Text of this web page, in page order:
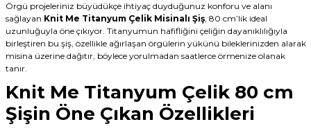
Örgü projeleriniz büyüdükçe ihtiyaç duyduğunuz konforu ve alanı
sağlayan Knit Me Titanyum Çelik Misinalı Şiş, 80 cm’lik ideal
uzunluğuyla öne çıkıyor. Titanyumun hafifliğini çeliğin dayanıklılığıyla
birleştiren bu şiş, özellikle ağırlaşan örgülerin yükünü bileklerinizden alarak
misina üzerine dağıtır, böylece yorulmadan saatlerce örmenize olanak
tanır.
Knit Me Titanyum Çelik 80 cm
Şişin Öne Çıkan Özellikleri